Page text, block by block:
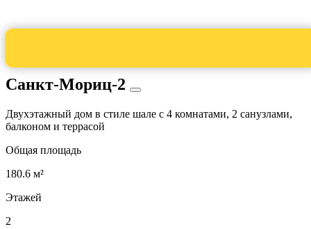
Санкт-Мориц-2
Двухэтажный дом в стиле шале с 4 комнатами, 2 санузлами,
балконом и террасой
Общая площадь
180.6 м²
Этажей
2